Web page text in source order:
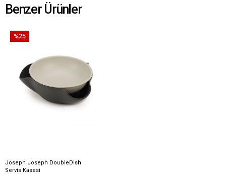
Benzer Ürünler
Joseph Joseph DoubleDish
Servis Kasesi
%25